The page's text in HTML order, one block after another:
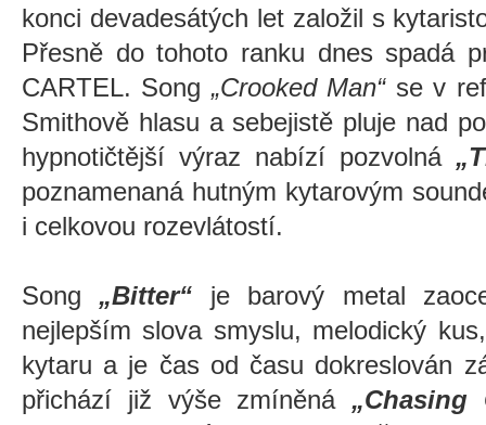
konci devadesátých let založil s
Přesně do tohoto ranku dnes spadá
CARTEL. Song „Crooked Man“se v
Smithově hlasu a sebejistě pluje nad
hypnotičtější výraz nabízí pozvolná
poznamenaná hutným kytarovým
i celkovou rozevlátostí.
Song „Bitter“ je barový metal
nejlepším slova smyslu, melodický
kytaru a je čas od času dokreslován
přichází již výše zmíněná „Chasing